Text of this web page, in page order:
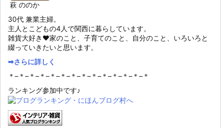
萩 ののか
30代 兼業主婦。
主人とこどもの4人で関西に暮らしています。
雑貨大好き♥家のこと、子育てのこと、自分のこと、いろいろと
綴っていきたいと思います。
➡︎さらに詳しく
＊–＊–＊–＊–＊–＊–＊–＊–＊–＊–＊–＊–＊–＊
ランキング参加中です♪